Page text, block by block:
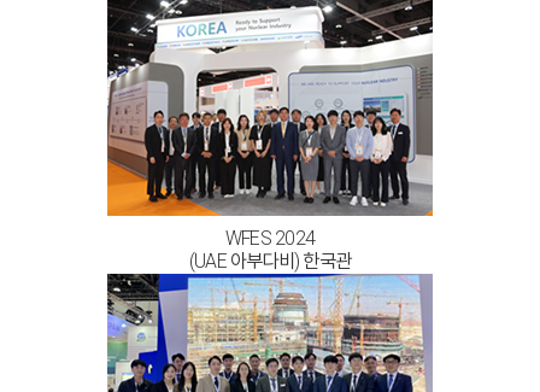
WFES 2024
(UAE 아부다비) 한국관